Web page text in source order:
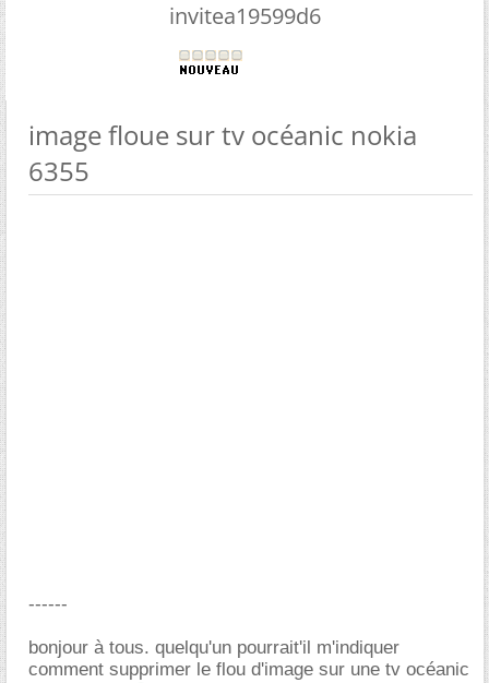
invitea19599d6
image floue sur tv océanic nokia
6355
------
bonjour à tous. quelqu'un pourrait'il m'indiquer
comment supprimer le flou d'image sur une tv océanic